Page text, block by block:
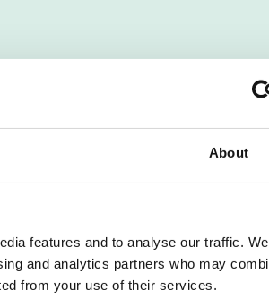
About
features and to analyse our traffic.
and analytics partners who may
from your use of their services.
verkligen ditt intresse.
aktuella uppdrag.